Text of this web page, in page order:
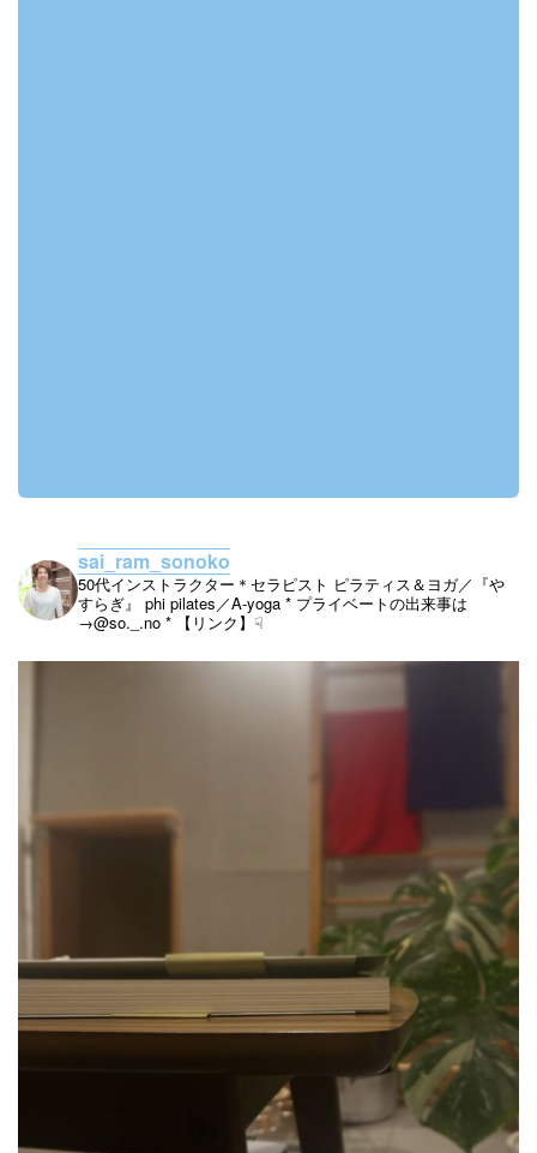
sai_ram_sonoko
50代インストラクター＊セラピスト ピラティス＆ヨガ／『や
すらぎ』
phi pilates／A-yoga * プライベートの出来事は
→@so._.no * 【リンク】☟